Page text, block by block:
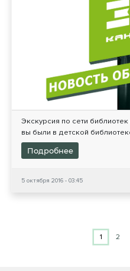
Экскурсия по сети
вы были в детской
Подробнее
5 октября 2016 - 03:45
1 2